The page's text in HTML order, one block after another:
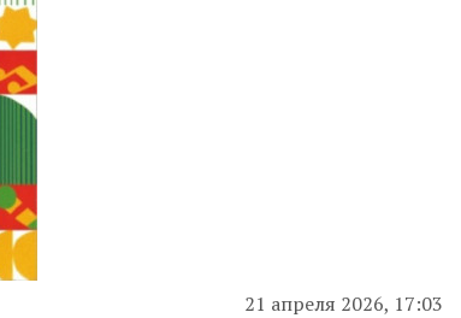
21 апреля 2026, 17:03